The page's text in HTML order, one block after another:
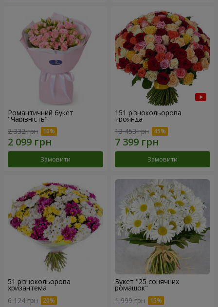
Романтичний букет
"Чарівність"
2 332 грн
Замовити
151 різнокольорова
троянда
13 453 грн
Замовити
51 різнокольорова
хризантема
6 124 грн
Букет "25 сонячних
ромашок"
1 999 грн